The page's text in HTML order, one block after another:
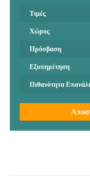
Τιμές
Χώρος
Πρόσβαση
Εξυπηρέτηση
Πιθανότητα